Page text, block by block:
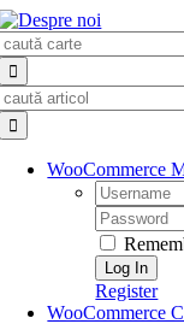
Skip
to
content
WooCommerce
Username:
Password:
Register
WooCommerce